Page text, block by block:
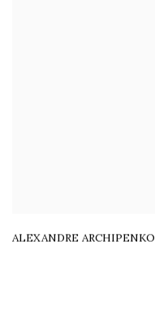
ALEXANDRE ARCHIPENKO